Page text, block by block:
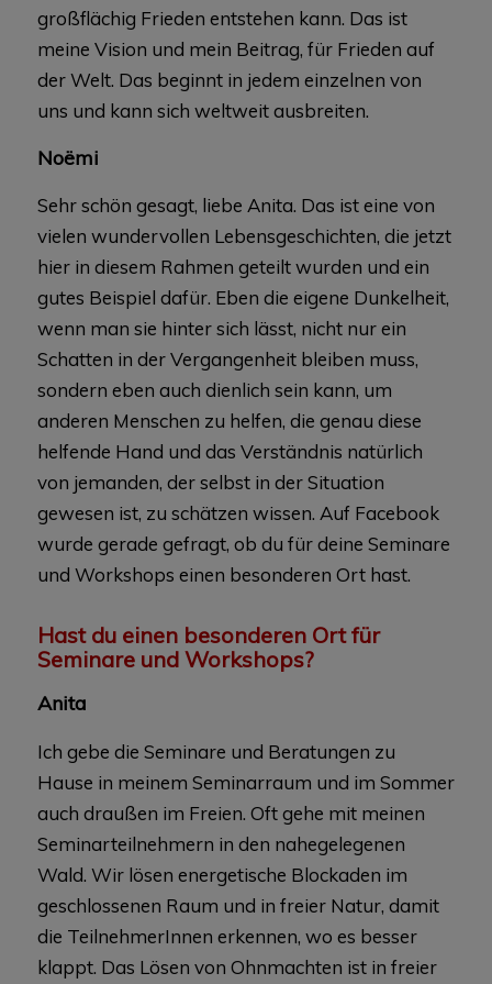
großflächig Frieden entstehen kann. Das ist
meine Vision und mein Beitrag, für Frieden auf
der Welt. Das beginnt in jedem einzelnen von
uns und kann sich weltweit ausbreiten.
Noëmi
Sehr schön gesagt, liebe Anita. Das ist eine von
vielen wundervollen Lebensgeschichten, die jetzt
hier in diesem Rahmen geteilt wurden und ein
gutes Beispiel dafür. Eben die eigene Dunkelheit,
wenn man sie hinter sich lässt, nicht nur ein
Schatten in der Vergangenheit bleiben muss,
sondern eben auch dienlich sein kann, um
anderen Menschen zu helfen, die genau diese
helfende Hand und das Verständnis natürlich
von jemanden, der selbst in der Situation
gewesen ist, zu schätzen wissen. Auf Facebook
wurde gerade gefragt, ob du für deine Seminare
und Workshops einen besonderen Ort hast.
Hast du einen besonderen Ort für
Seminare und Workshops?
Anita
Ich gebe die Seminare und Beratungen zu
Hause in meinem Seminarraum und im Sommer
auch draußen im Freien. Oft gehe mit meinen
Seminarteilnehmern in den nahegelegenen
Wald. Wir lösen energetische Blockaden im
geschlossenen Raum und in freier Natur, damit
die TeilnehmerInnen erkennen, wo es besser
klappt. Das Lösen von Ohnmachten ist in freier